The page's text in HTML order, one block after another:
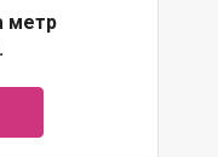
метр